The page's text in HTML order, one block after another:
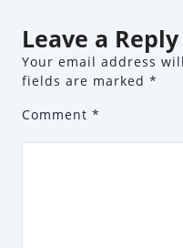
Leave a Reply
Your email address
fields are marked *
Comment *